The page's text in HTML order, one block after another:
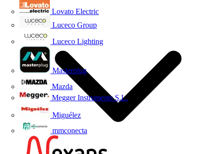
Lovato Electric
Luceco Group
Luceco Lighting
Masterplug
Mazda
Megger Instruments S.L.
Miguélez
mmconecta